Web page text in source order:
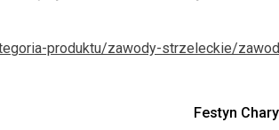
produktu/zawody-strzeleckie/
Festyn